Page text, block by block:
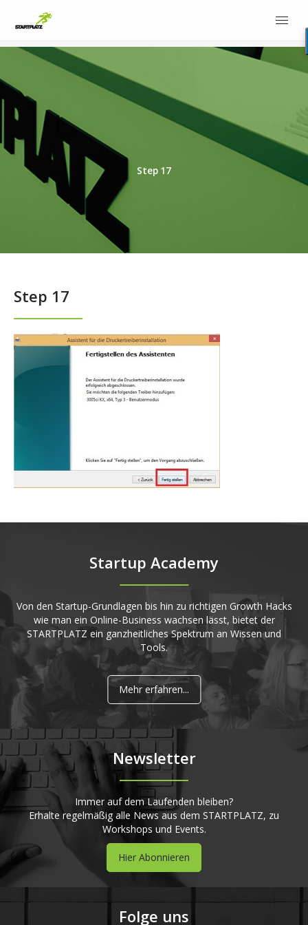
Step 17
Step 17
Startup Academy
Von den Startup-Grundlagen bis hin zu richtigen Growth Hacks
wie man ein Online-Business wachsen lässt, bietet der
STARTPLATZ ein ganzheitliches Spektrum an Wissen und
Tools.
Mehr erfahren...
Newsletter
Immer auf dem Laufenden bleiben?
Erhalte regelmäßig alle News aus dem STARTPLATZ, zu
Workshops und Events.
Hier Abonnieren
Folge uns